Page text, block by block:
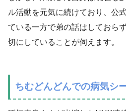
ル活動を元気に続けており、公
ている一方で弟の話はしておら
切にしていることが伺えます。
ちむどんどんでの病気シ